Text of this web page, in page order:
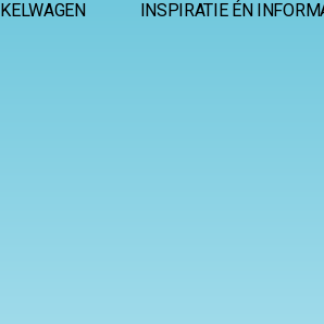
INSPIRATIE ÉN